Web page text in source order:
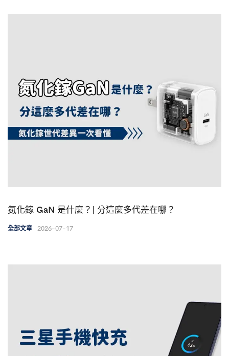
氮化鎵 GaN 是什麼？| 分這麼多代差在哪？
全部文章 2026-07-17